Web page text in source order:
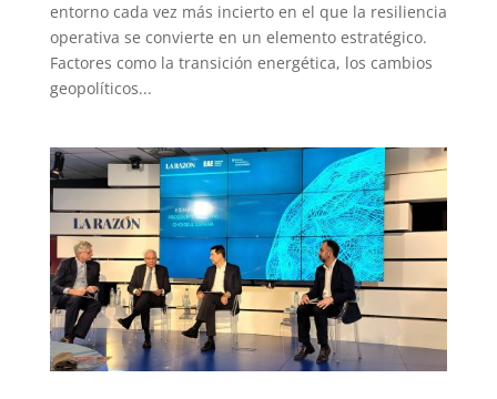
entorno cada vez más incierto en el que la resiliencia
operativa se convierte en un elemento estratégico.
Factores como la transición energética, los cambios
geopolíticos...